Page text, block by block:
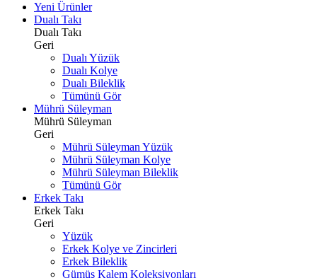
Yeni Ürünler
Dualı Takı
Dualı Takı
Geri
Dualı Yüzük
Dualı Kolye
Dualı Bileklik
Tümünü Gör
Mührü Süleyman
Mührü Süleyman
Geri
Mührü Süleyman Yüzük
Mührü Süleyman Kolye
Mührü Süleyman Bileklik
Tümünü Gör
Erkek Takı
Erkek Takı
Geri
Yüzük
Erkek Kolye ve Zincirleri
Erkek Bileklik
Gümüş Kalem Koleksiyonları